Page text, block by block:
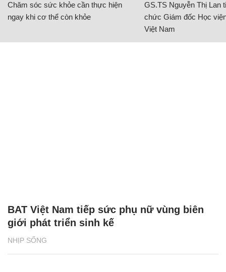
Chăm sóc sức khỏe cần thực hiện
ngay khi cơ thể còn khỏe
GS.TS Nguyễn Thị Lan
chức Giám đốc Học
Việt Nam
NHỊP SỐNG
BAT Việt Nam tiếp sức phụ nữ vùng biên
giới phát triển sinh kế